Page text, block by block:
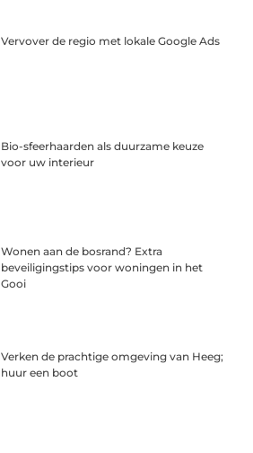
Vervover de regio met lokale Google Ads
Bio-sfeerhaarden als duurzame keuze
voor uw interieur
Wonen aan de bosrand? Extra
beveiligingstips voor woningen in het
Gooi
Verken de prachtige omgeving van Heeg;
huur een boot